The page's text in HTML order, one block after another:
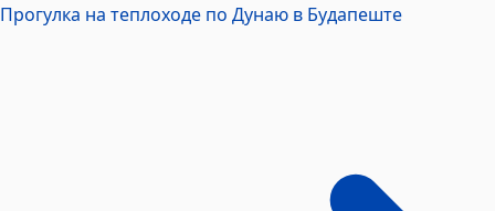
Прогулка на теплоходе по Дунаю в Будапеште